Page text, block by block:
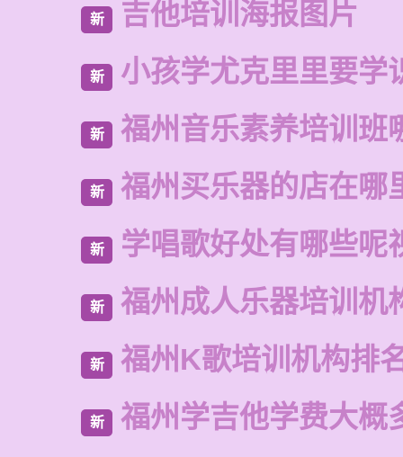
新 吉他培训海报图片
新 小孩学尤克里里要学
新 福州音乐素养培训班
新 福州买乐器的店在哪
新 学唱歌好处有哪些呢
新 福州成人乐器培训机
新 福州K歌培训机构排
新 福州学吉他学费大概